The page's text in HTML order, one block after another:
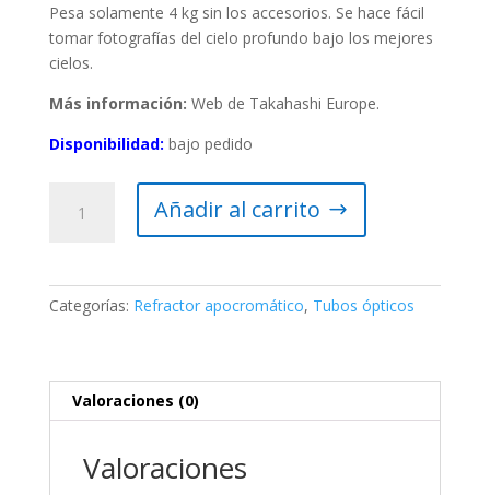
Pesa solamente 4 kg sin los accesorios. Se hace fácil
tomar fotografías del cielo profundo bajo los mejores
cielos.
Más información: Web de Takahashi Europe.
Disponibilidad: bajo pedido
óptico
(solo)
Añadir al carrito
Categorías: Refractor apocromático, Tubos ópticos
Valoraciones (0)
Valoraciones